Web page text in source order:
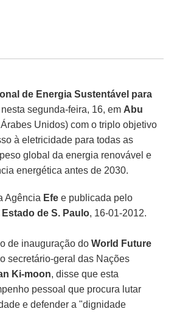
de Energia Sustentável para
segunda-feira, 16, em Abu
Unidos) com o triplo objetivo
à eletricidade para todas as
global da energia renovável e
energética antes de 2030.
Agência Efee publicada pelo
Estado de S. Paulo, 16-01-2012.
de inauguração doWorld Future
secretário-geral das Nações
Ki-moon, disse que esta
pessoal que procura lutar
e defender a "dignidade